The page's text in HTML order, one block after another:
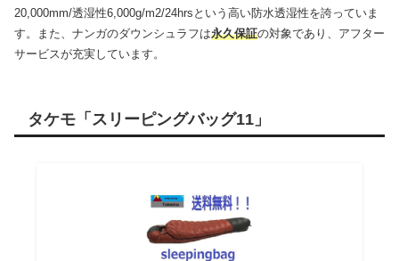
20,000mm/透湿性6,000g/m2/24hrsという高い防水透湿性を誇っていま
す。また、ナンガのダウンシュラフは永久保証の対象であり、アフター
サービスが充実しています。
タケモ「スリーピングバッグ11」